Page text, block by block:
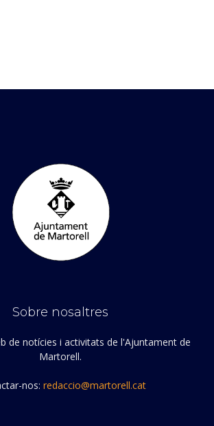
Sobre nosaltres
de notícies i activitats de l'Ajuntament de
Martorell.
nos: redaccio@martorell.cat